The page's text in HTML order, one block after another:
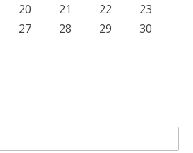
20 21 22
23
27 28 29
30